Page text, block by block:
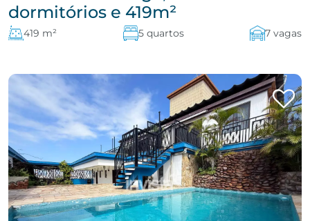
dormitórios e 419m²
419 m² 5 quartos 7 vagas